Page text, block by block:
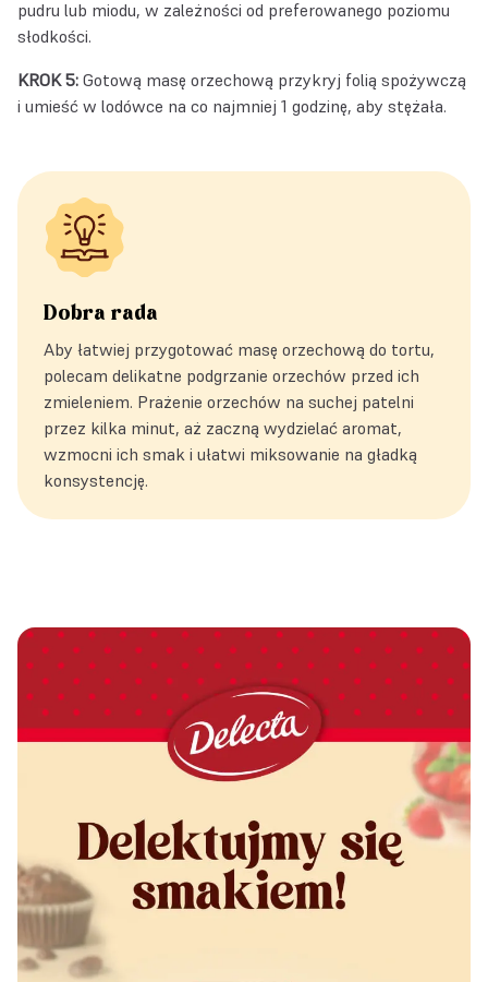
pudru lub miodu, w zależności od preferowanego poziomu
słodkości.
KROK 5: Gotową masę orzechową przykryj folią spożywczą
i umieść w lodówce na co najmniej 1 godzinę, aby stężała.
Dobra rada
Aby łatwiej przygotować masę orzechową do tortu,
polecam delikatne podgrzanie orzechów przed ich
zmieleniem. Prażenie orzechów na suchej patelni
przez kilka minut, aż zaczną wydzielać aromat,
wzmocni ich smak i ułatwi miksowanie na gładką
konsystencję.